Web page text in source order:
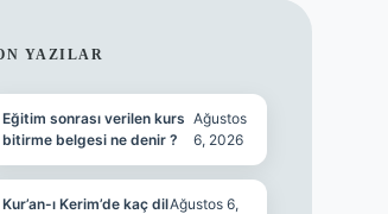
YAZILAR
Eğitim sonrası verilen kurs
bitirme belgesi ne denir ?
Ağustos
6, 2026
Kur’an-ı Kerim’de kaç dilAğustos 6,
ilbet canlı maç